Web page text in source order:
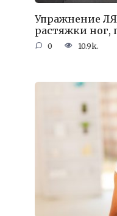
Упражнение
растяжки ног,
0 10.9k.